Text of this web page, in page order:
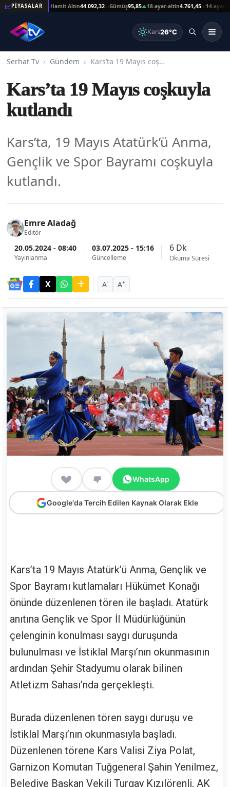
PİYASALAR
—Hamit Altın44.092,32—Gümüş95,85▲18-ayar-altin4.761,45—14-ayar-altin3.717,84
Kars26°C
Serhat Tv Gündem Kars’ta 19 Mayıs coşkuyla kutlandı
Kars’ta 19 Mayıs coşkuyla
kutlandı
Kars’ta, 19 Mayıs Atatürk’ü Anma,
Gençlik ve Spor Bayramı coşkuyla
kutlandı.
Emre Aladağ
Editör
20.05.2024 - 08:40
Yayınlanma
03.07.2025 - 15:16
Güncelleme
6 Dk
Okuma Süresi
A- A+
WhatsApp
Google'da Tercih Edilen Kaynak Olarak Ekle
Kars’ta 19 Mayıs Atatürk’ü Anma, Gençlik ve
Spor Bayramı kutlamaları Hükümet Konağı
önünde düzenlenen tören ile başladı. Atatürk
anıtına Gençlik ve Spor İl Müdürlüğünün
çelenginin konulması saygı duruşunda
bulunulması ve İstiklal Marşı’nın okunmasının
ardından Şehir Stadyumu olarak bilinen
Atletizm Sahası’nda gerçekleşti.
Burada düzenlenen tören saygı duruşu ve
İstiklal Marşı’nın okunmasıyla başladı.
Düzenlenen törene Kars Valisi Ziya Polat,
Garnizon Komutan Tuğgeneral Şahin Yenilmez,
Belediye Başkan Vekili Turgay Kızılörenli, AK